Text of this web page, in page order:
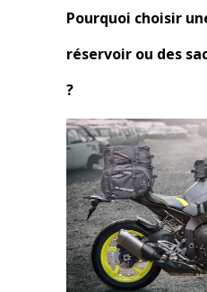
Pourquoi choisir
réservoir ou des
?